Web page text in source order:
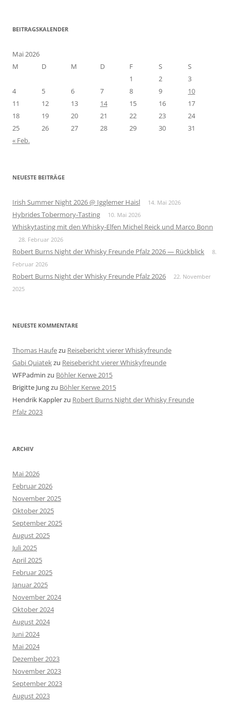
BEITRAGSKALENDER
Mai 2026
M
D M D F S
S
1
2
3
4
5 6 7 8 9
10
11
12 13 14 15 16
17
18
19 20 21 22 23
24
25
26 27 28 29 30
31
« Feb.
NEUESTE BEITRÄGE
Irish Summer Night 2026 @ Igglemer Haisl 14. Mai 2026
Hybrides Tobermory-Tasting 10. Mai 2026
Whiskytasting mit den Whisky-Elfen Michel Reick und Marco Bonn
28. Februar 2026
Robert Burns Night der Whisky Freunde Pfalz 2026 — Rückblick
8.
Februar 2026
Robert Burns Night der Whisky Freunde Pfalz 2026
22. November
2025
NEUESTE KOMMENTARE
Thomas Haufezu Reisebericht vierer Whiskyfreunde
Gabi Quiatekzu Reisebericht vierer Whiskyfreunde
WFPadmin zu Böhler Kerwe 2015
Brigitte Jungzu Böhler Kerwe 2015
Hendrik Kapplerzu Robert Burns Night der Whisky Freunde
Pfalz 2023
ARCHIV
Mai 2026
Februar 2026
November 2025
Oktober 2025
September 2025
August 2025
Juli 2025
April 2025
Februar 2025
Januar 2025
November 2024
Oktober 2024
August 2024
Juni 2024
Mai 2024
Dezember 2023
November 2023
September 2023
August 2023